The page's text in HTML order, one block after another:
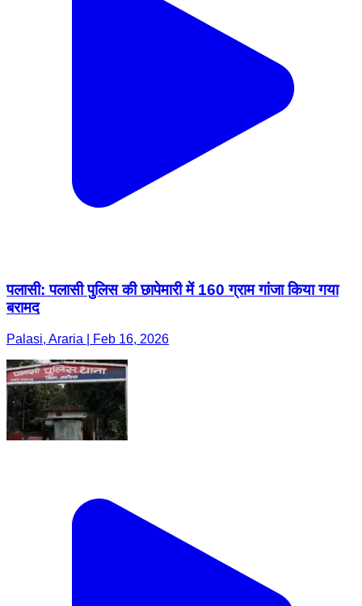
पलासी: पलासी पुलिस की छापेमारी में 160 ग्राम गांजा किया गया
बरामद
Palasi, Araria | Feb 16, 2026